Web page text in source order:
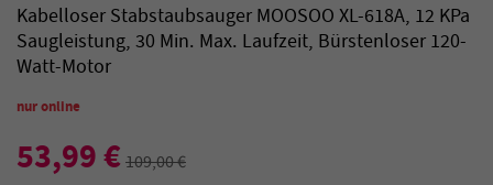
Kabelloser Stabstaubsauger MOOSOO XL-618A, 12 KPa
Saugleistung, 30 Min. Max. Laufzeit, Bürstenloser 120-
Watt-Motor
nur online
53,99 €109,00 €